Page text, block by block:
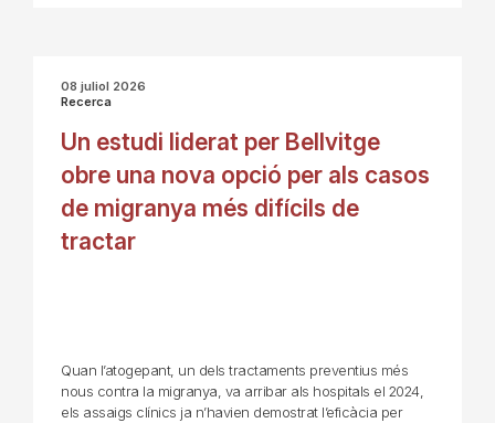
08 juliol 2026
Recerca
Un estudi liderat per Bellvitge
obre una nova opció per als casos
de migranya més difícils de
tractar
Quan l’atogepant, un dels tractaments preventius més
nous contra la migranya, va arribar als hospitals el 2024,
els assaigs clínics ja n’havien demostrat l’eficàcia per